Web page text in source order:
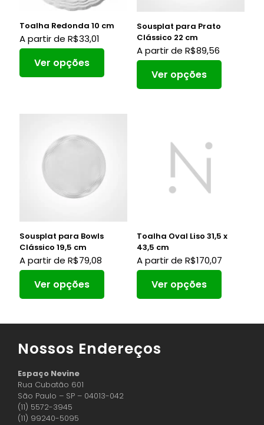
Toalha Redonda 10 cm
A partir de R$33,01
Ver opções
Sousplat para Prato
Clássico 22 cm
A partir de R$89,56
Ver opções
Sousplat para Bowls
Clássico 19,5 cm
A partir de R$79,08
Ver opções
Toalha Oval Liso 31,5 x
43,5 cm
A partir de R$170,07
Ver opções
Nossos Endereços
Espaço Nevine
Rua Cubatão 601
São Paulo – SP – 04013-042
(11) 5572-3945
(11) 99240-5095